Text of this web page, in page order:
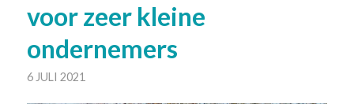
voor zeer kleine
ondernemers
6 JULI 2021